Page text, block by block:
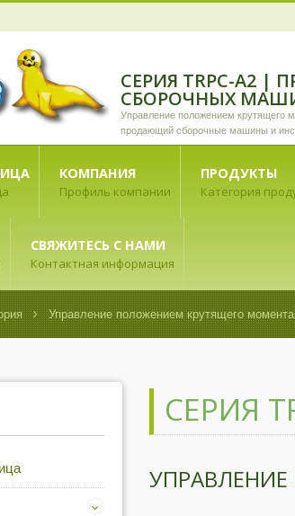
СЕРИЯ TRPC-A2 |
СБОРОЧНЫХ
Управление положением крутящего
продающий сборочные машины и
линии.
КОМПАНИЯ
Профиль компании
ПРОДУКТЫ
Категория
СВЯЖИТЕСЬ С НАМИ
Контактная информация
Управление положением крутящего момента
СЕРИЯ